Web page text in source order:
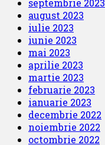
septembrie 2023
august 2023
iulie 2023
iunie 2023
mai 2023
aprilie 2023
martie 2023
februarie 2023
ianuarie 2023
decembrie 2022
noiembrie 2022
octombrie 2022